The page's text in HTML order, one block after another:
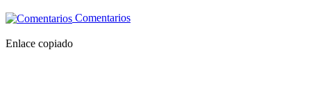
Comentarios
Enlace copiado